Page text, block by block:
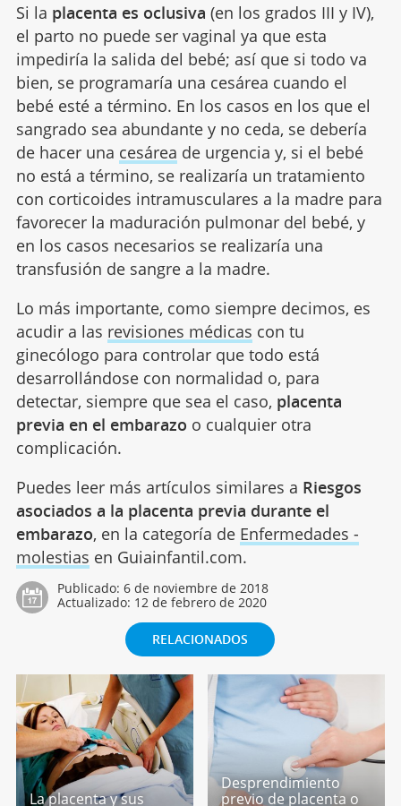
Si la placenta es oclusiva (en los grados III y IV),
el parto no puede ser vaginal ya que esta
impediría la salida del bebé; así que si todo va
bien, se programaría una cesárea cuando el
bebé esté a término. En los casos en los que el
sangrado sea abundante y no ceda, se debería
de hacer una cesárea de urgencia y, si el bebé
no está a término, se realizaría un tratamiento
con corticoides intramusculares a la madre para
favorecer la maduración pulmonar del bebé, y
en los casos necesarios se realizaría una
transfusión de sangre a la madre.
Lo más importante, como siempre decimos, es
acudir a las revisiones médicas con tu
ginecólogo para controlar que todo está
desarrollándose con normalidad o, para
detectar, siempre que sea el caso, placenta
previa en el embarazo o cualquier otra
complicación.
Puedes leer más artículos similares a Riesgos
asociados a la placenta previa durante el
embarazo, en la categoría de Enfermedades -
molestias en Guiainfantil.com.
Publicado: 6 de noviembre de 2018
Actualizado: 12 de febrero de 2020
RELACIONADOS
La placenta y sus
Desprendimiento
previo de placenta o